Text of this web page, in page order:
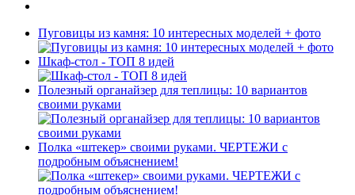
Пуговицы из камня: 10 интересных моделей + фото
Шкаф-стол - ТОП 8 идей
Полезный органайзер для теплицы: 10 вариантов
своими руками
Полка «штекер» своими руками. ЧЕРТЕЖИ с
подробным объяснением!